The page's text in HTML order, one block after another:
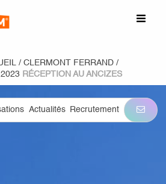
/ CLERMONT FERRAND /
RÉCEPTION AU ANCIZES
Actualités Recrutement